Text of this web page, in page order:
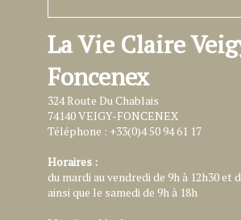
La Vie Claire
Foncenex
324 Route Du Chablais
74140 VEIGY-FONCENEX
Téléphone : +33(0)4 50 94 61 17
Horaires :
du mardi au vendredi de 9h à 12h30 et
ainsi que le samedi de 9h à 18h